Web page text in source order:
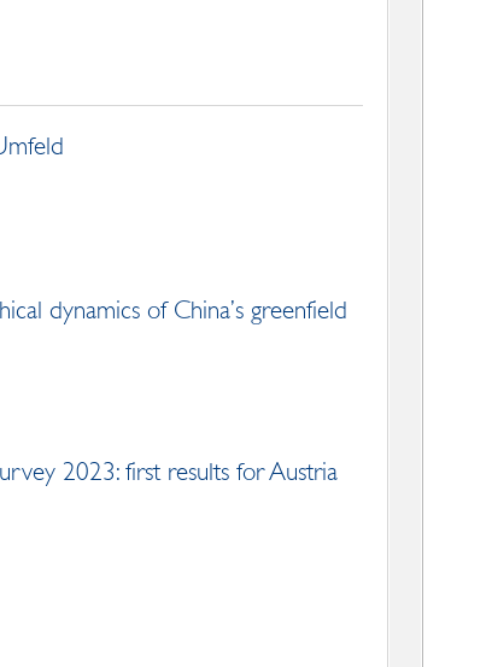
dynamics of China’s greenfield
2023: first results for Austria